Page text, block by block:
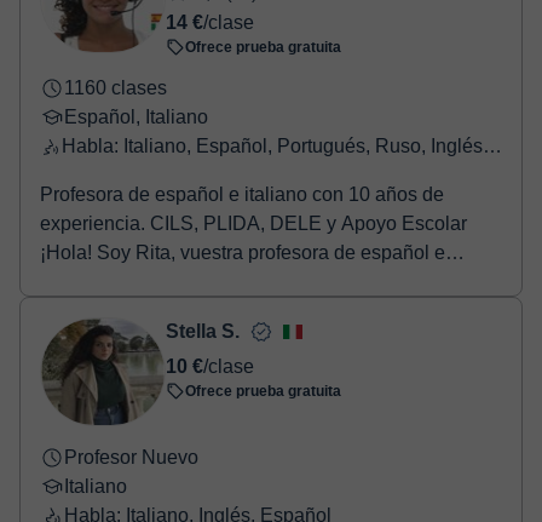
14 €/clase
Ofrece prueba gratuita
1160 clases
Español, Italiano
Habla: Italiano, Español, Portugués, Ruso, Inglés, Francés
Profesora de español e italiano con 10 años de
experiencia. CILS, PLIDA, DELE y Apoyo Escolar
¡Hola! Soy Rita, vuestra profesora de español e
Stella S.
10 €/clase
Ofrece prueba gratuita
Profesor Nuevo
Italiano
Habla: Italiano, Inglés, Español